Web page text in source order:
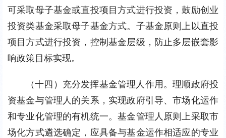
可采取母子基金或直投项目方式进行投资，鼓励创业
投资类基金采取母子基金方式。子基金原则上以直投
项目方式进行投资，控制基金层级，防止多层嵌套影
响政策目标实现。
（十四）充分发挥基金管理人作用。理顺政府投
资基金与管理人的关系，实现政府引导、市场化运作
和专业化管理的有机统一。基金管理人原则上采取市
场化方式遴选确定，应具备与基金运作相适应的专业